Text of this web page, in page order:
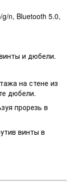
n, Bluetooth 5.0,
и дюбели.
на стене из
дюбели.
прорезь в
винты в